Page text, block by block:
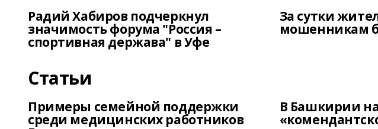
Радий Хабиров подчеркнул
значимость форума "Россия –
спортивная держава" в Уфе
За сутки
мошенникам
Статьи
Примеры семейной поддержки
среди медицинских работников
В Башкирии